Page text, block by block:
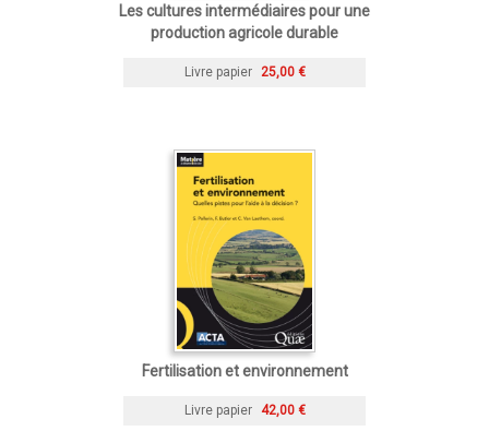
Les cultures intermédiaires pour une
production agricole durable
Livre papier 25,00 €
Fertilisation et environnement
Livre papier 42,00 €